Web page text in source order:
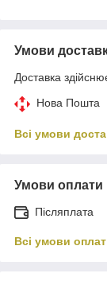
Умови
Доставка
Нова Пошта
Всі умови
Умови оплати
Післяплата
Всі умови